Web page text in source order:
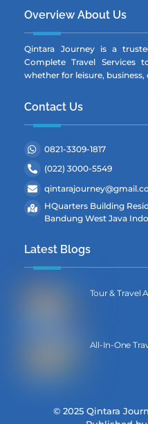
Overview About Us
Qintara Journey is a
Complete Travel
whether for leisure, business,
Contact Us
0821-3309-1817
(022) 3000-5549
HQuarters Building
Bandung West Java
Latest Blogs
Tour & Travel
All-In-One
© 2025 Qintara